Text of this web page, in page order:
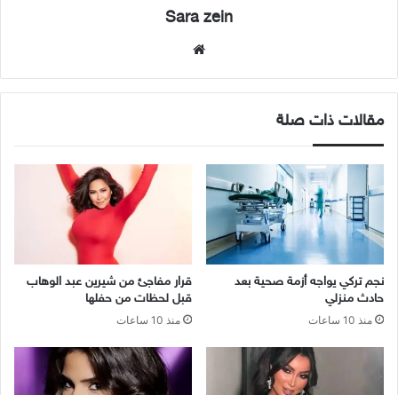
Sara zein
مقالات ذات صلة
نجم تركي يواجه أزمة صحية بعد
حادث منزلي
منذ 10 ساعات
قرار مفاجئ من شيرين عبد الوهاب
قبل لحظات من حفلها
منذ 10 ساعات